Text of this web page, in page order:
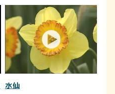
水仙